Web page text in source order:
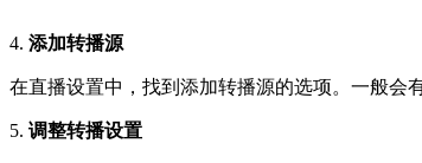
4. 添加转播源
在直播设置中，找到添加转播源的选项。一般会
5. 调整转播设置